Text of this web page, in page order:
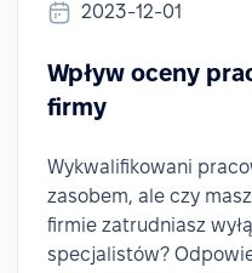
2023-12-01
Wpływ oceny
firmy
Wykwalifikowani
zasobem, ale czy
firmie zatrudniasz
specjalistów?